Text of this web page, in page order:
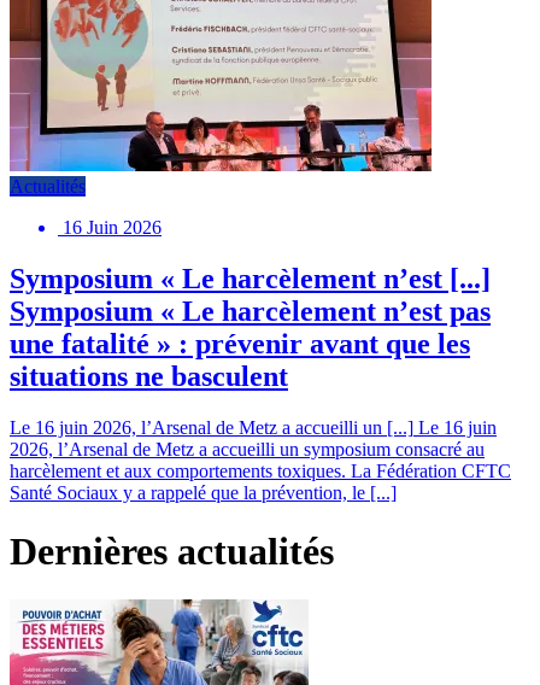
Actualités
16 Juin 2026
Symposium « Le harcèlement n’est [...]
Symposium « Le harcèlement n’est pas
une fatalité » : prévenir avant que les
situations ne basculent
Le 16 juin 2026, l’Arsenal de Metz a accueilli un [...] Le 16 juin
2026, l’Arsenal de Metz a accueilli un symposium consacré au
harcèlement et aux comportements toxiques. La Fédération CFTC
Santé Sociaux y a rappelé que la prévention, le [...]
Dernières actualités